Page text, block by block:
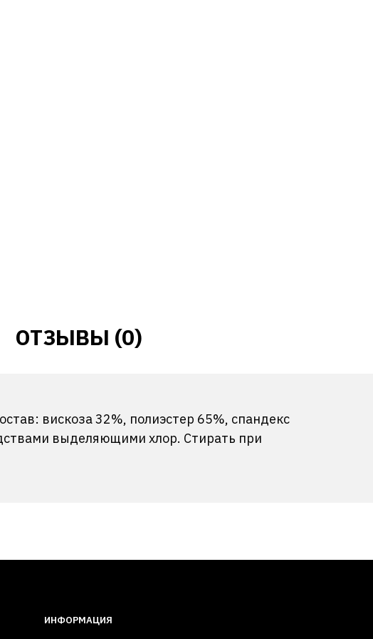
ОТЗЫВЫ (0)
вискоза 32%, полиэстер 65%, спандекс
выделяющими хлор. Стирать при
ИНФОРМАЦИЯ